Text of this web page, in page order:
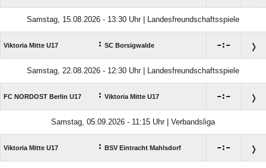
Samstag, 15.08.2026 - 13:30 Uhr | Landesfreundschaftsspiele
Viktoria Mitte U17 : SC Borsigwalde :
Samstag, 22.08.2026 - 12:30 Uhr | Landesfreundschaftsspiele
FC NORDOST Berlin U17 : Viktoria Mitte U17 :
Samstag, 05.09.2026 - 11:15 Uhr | Verbandsliga
Viktoria Mitte U17 : BSV Eintracht Mahlsdorf :